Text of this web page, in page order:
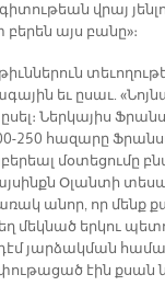
վրայ
բե­րեն այս բա­նը»։
եւ ը­սաւ.
Ներ­կա­յիս
250 հա­զա­րը
մօ­տե­ցու­մը
Օ­լան­տի
ա­նոր, որ մենք
մեկ­նած եր­կու
դէմ յար­ձակ­ման
փու­թա­ցած էին